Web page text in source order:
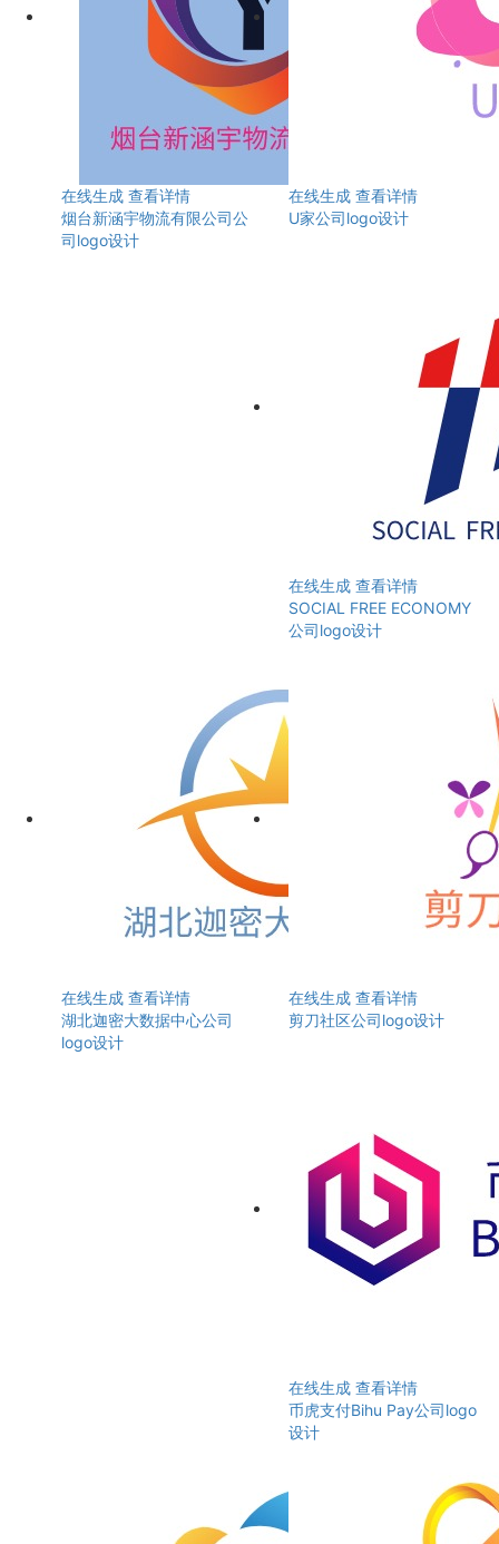
在线生成 查看详情
烟台新涵宇物流有限公司公
司logo设计
在线生成 查看详情
U家公司logo设计
在线生成 查看详情
SOCIAL FREE ECONOMY
公司logo设计
在线生成 查看详情
湖北迦密大数据中心公司
logo设计
在线生成 查看详情
剪刀社区公司logo设计
在线生成 查看详情
币虎支付Bihu Pay公司logo
设计